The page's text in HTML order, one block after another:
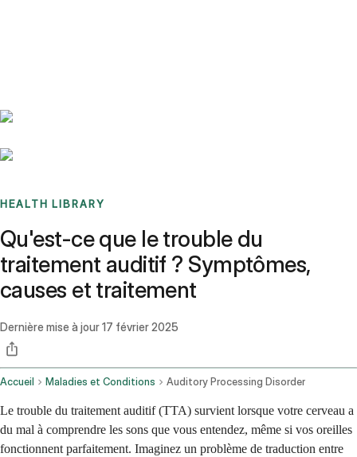
HEALTH LIBRARY
Qu'est-ce que le trouble du
traitement auditif ? Symptômes,
causes et traitement
Dernière mise à jour17 février 2025
Accueil Maladies et Conditions Auditory Processing Disorder
Le trouble du traitement auditif (TTA) survient lorsque votre cerveau a
du mal à comprendre les sons que vous entendez, même si vos oreilles
fonctionnent parfaitement. Imaginez un problème de traduction entre